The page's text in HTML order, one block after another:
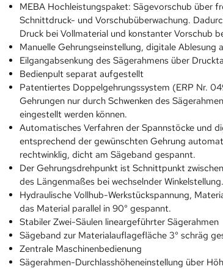
MEBA Hochleistungspaket: Sägevorschub über
Schnittdruck- und Vorschubüberwachung.
Druck bei Vollmaterial und konstanter Vorschub
Manuelle Gehrungseinstellung, digitale Ablesung
Eilgangabsenkung des Sägerahmens über
Bedienpult separat aufgestellt
Patentiertes Doppelgehrungssystem (ERP Nr.
Gehrungen nur durch Schwenken des
eingestellt werden können.
Automatisches Verfahren der Spannstöcke und
entsprechend der gewünschten Gehrung
rechtwinklig, dicht am Sägeband gespannt.
Der Gehrungsdrehpunkt ist Schnittpunkt
des Längenmaßes bei wechselnder Winkelstellung.
Hydraulische Vollhub-Werkstückspannung,
das Material parallel in 90° gespannt.
Stabiler Zwei-Säulen lineargeführter Sägerahmen
Sägeband zur Materialauflagefläche 3° schräg
Zentrale Maschinenbedienung
Sägerahmen-Durchlasshöheneinstellung über